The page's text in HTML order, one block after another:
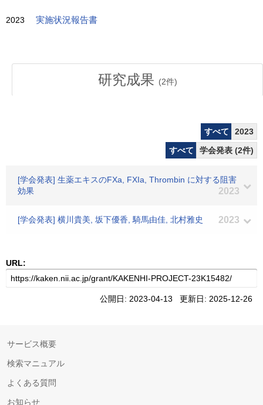
2023 実施状況報告書
研究成果 (2件)
すべて
2023
すべて
学会発表 (2件)
[学会発表] 生薬エキスのFXa, FXIa, Thrombin に対する阻害
効果
2023
[学会発表] 横川貴美, 坂下優香, 騎馬由佳, 北村雅史 2023
URL:
公開日: 2023-04-13 更新日: 2025-12-26
サービス概要
検索マニュアル
よくある質問
お知らせ